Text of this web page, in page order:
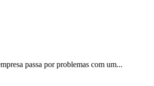
passa por problemas com um...